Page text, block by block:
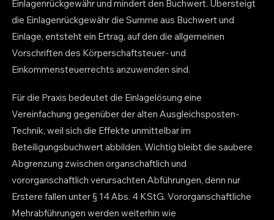
Einlagenrückgewähr und mindert den Buchwert. Übersteigt
die Einlagenrückgewähr die Summe aus Buchwert und
Einlage, entsteht ein Ertrag, auf den die allgemeinen
Vorschriften des Körperschaftsteuer- und
Einkommensteuerrechts anzuwenden sind.
Für die Praxis bedeutet die Einlagelösung eine
Vereinfachung gegenüber der alten Ausgleichsposten-
Technik, weil sich die Effekte unmittelbar im
Beteiligungsbuchwert abbilden. Wichtig bleibt die saubere
Abgrenzung zwischen organschaftlich und
vororganschaftlich verursachten Abführungen, denn nur
Erstere fallen unter § 14 Abs. 4 KStG. Vororganschaftliche
Mehrabführungen werden weiterhin wie